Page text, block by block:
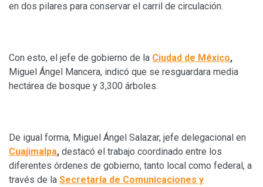
en dos pilares para conservar el carril de circulación.
Con esto, el jefe de gobierno de la Ciudad de México,
Miguel Ángel Mancera, indicó que se resguardara media
hectárea de bosque y 3,300 árboles.
De igual forma, Miguel Ángel Salazar, jefe delegacional en
Cuajimalpa, destacó el trabajo coordinado entre los
diferentes órdenes de gobierno, tanto local como federal, a
través de la Secretaría de Comunicaciones y